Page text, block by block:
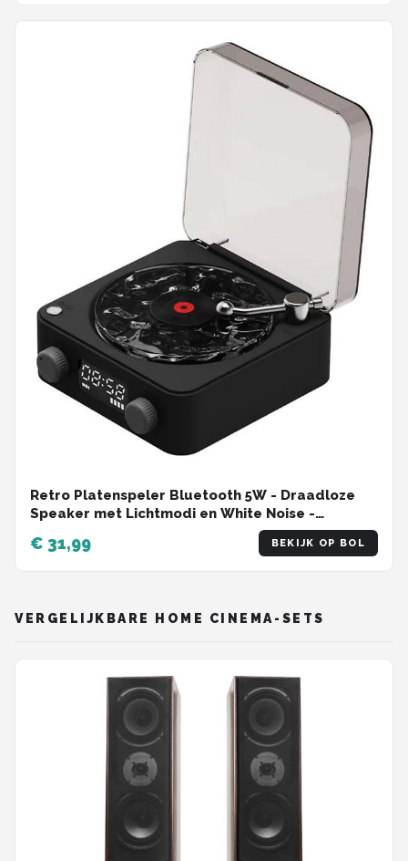
Retro Platenspeler Bluetooth 5W - Draadloze
Speaker met Lichtmodi en White Noise -
Partybox Met AUX En TF-Kaart - Platenspeler
Bluetooth - 14,2 x 15,3 x 6,7 cm - Zwart
€ 31,99 BEKIJK OP BOL
VERGELIJKBARE HOME CINEMA-SETS